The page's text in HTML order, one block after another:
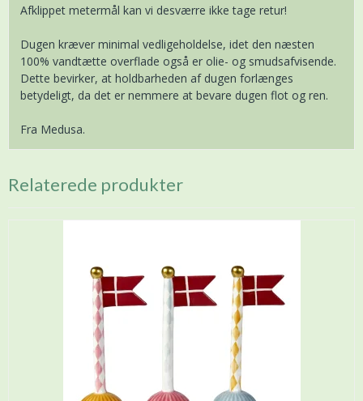
Afklippet metermål kan vi desværre ikke tage retur!
Dugen kræver minimal vedligeholdelse, idet den næsten
100% vandtætte overflade også er olie- og smudsafvisende.
Dette bevirker, at holdbarheden af dugen forlænges
betydeligt, da det er nemmere at bevare dugen flot og ren.
Fra Medusa.
Relaterede produkter